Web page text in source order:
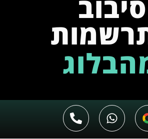
סיבוב
לכל העולם השיווקי, בין אם
שנכתב לצורך קידום בתוצאות
אם כתיבת תוכן שיווקי ומשכנע